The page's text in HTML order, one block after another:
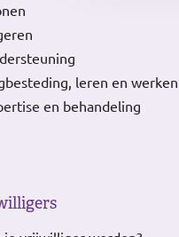
leren en werken
en behandeling